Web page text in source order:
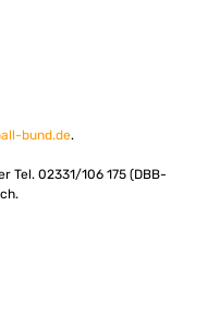
bund.de.
Tel. 02331/106 175 (DBB-